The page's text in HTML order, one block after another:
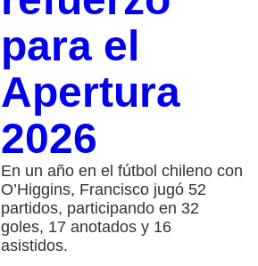
para el
Apertura
2026
En un año en el fútbol chileno con
O’Higgins, Francisco jugó 52
partidos, participando en 32
goles, 17 anotados y 16
asistidos.